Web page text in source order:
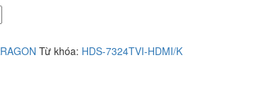
Từ khóa: HDS-7324TVI-HDMI/K